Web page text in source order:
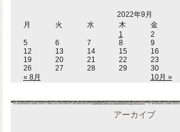
2022年9月
月
火 水 木 金
« 8月 10月 »
1 2
5
6 7 8 9
12
13 14 15 16
19
20 21 22 23
26
27 28 29 30
アーカイブ